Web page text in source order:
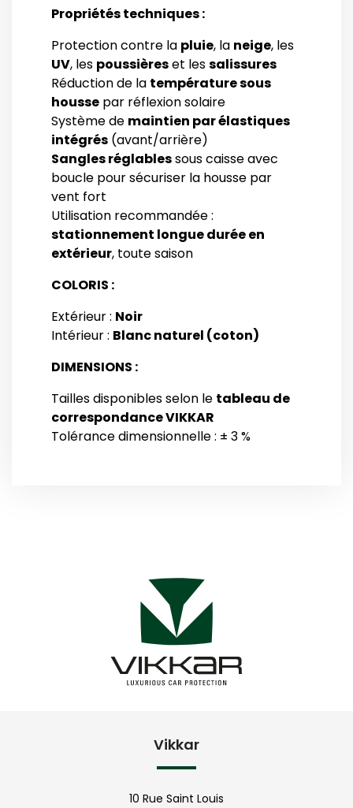
Propriétés techniques :
Protection contre la pluie, la neige, les
UV, les poussièreset lessalissures
Réduction de la température sous
housse par réflexion solaire
Système de maintien par élastiques
intégrés (avant/arrière)
Sangles réglablessous caisse avec
boucle pour sécuriser la housse par
vent fort
Utilisation recommandée :
stationnement longue durée en
extérieur, toute saison
COLORIS :
Extérieur : Noir
Intérieur : Blanc naturel (coton)
DIMENSIONS :
Tailles disponibles selon le tableau de
correspondance VIKKAR
Tolérance dimensionnelle : ± 3 %
Vikkar
10 Rue Saint Louis